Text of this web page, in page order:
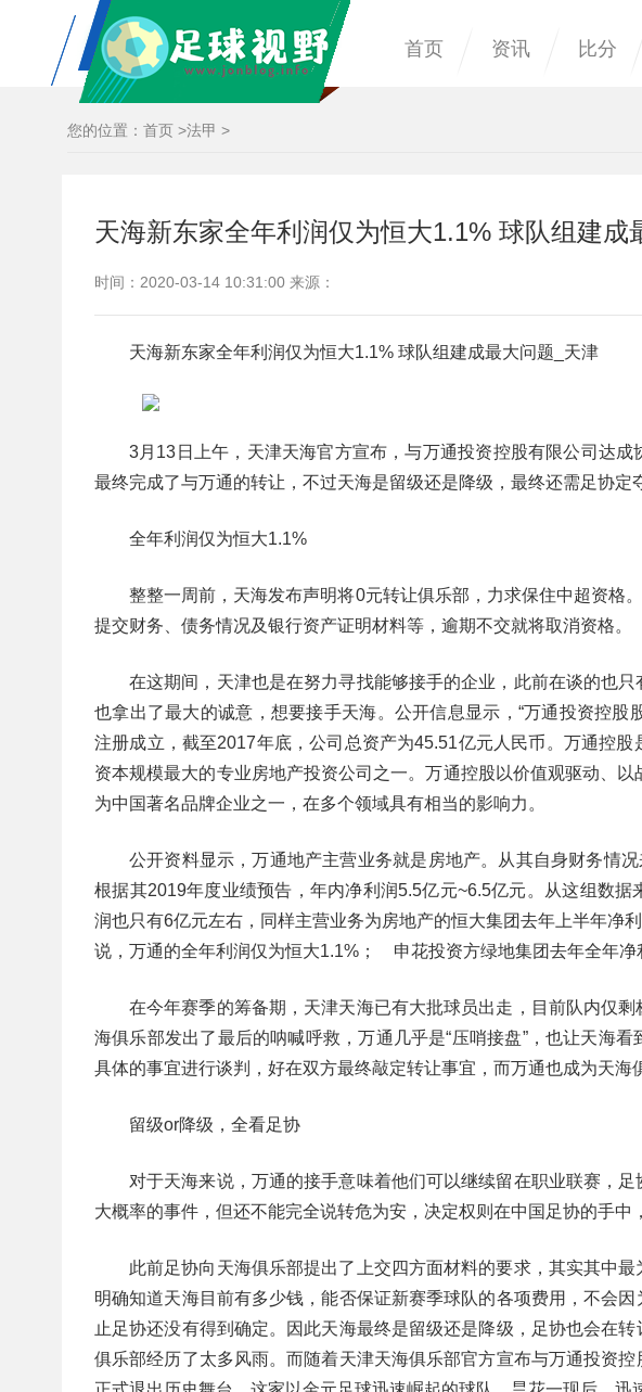
首页 资讯 比分
您的位置： 首页 >法甲 >
天海新东家全年利润仅为恒大1.1% 球队组建成
时间：2020-03-14 10:31:00 来源：
天海新东家全年利润仅为恒大1.1% 球队组建成最大问题_天津
3月13日上午，天津天海官方宣布，与万通投资控股有限公司达
最终完成了与万通的转让，不过天海是留级还是降级，最终还需足协
全年利润仅为恒大1.1%
整整一周前，天海发布声明将0元转让俱乐部，力求保住中超资格
提交财务、债务情况及银行资产证明材料等，逾期不交就将取消资格。
在这期间，天津也是在努力寻找能够接手的企业，此前在谈的也
也拿出了最大的诚意，想要接手天海。公开信息显示，“万通投资控
注册成立，截至2017年底，公司总资产为45.51亿元人民币。万通控
资本规模最大的专业房地产投资公司之一。万通控股以价值观驱动、
为中国著名品牌企业之一，在多个领域具有相当的影响力。
公开资料显示，万通地产主营业务就是房地产。从其自身财务情
根据其2019年度业绩预告，年内净利润5.5亿元~6.5亿元。从这组数
润也只有6亿元左右，同样主营业务为房地产的恒大集团去年上半年净
说，万通的全年利润仅为恒大1.1%； 申花投资方绿地集团去年全年净
在今年赛季的筹备期，天津天海已有大批球员出走，目前队内仅
海俱乐部发出了最后的呐喊呼救，万通几乎是“压哨接盘”，也让天海
具体的事宜进行谈判，好在双方最终敲定转让事宜，而万通也成为天海
留级or降级，全看足协
对于天海来说，万通的接手意味着他们可以继续留在职业联赛，
大概率的事件，但还不能完全说转危为安，决定权则在中国足协的手中
此前足协向天海俱乐部提出了上交四方面材料的要求，其实其中
明确知道天海目前有多少钱，能否保证新赛季球队的各项费用，不会
止足协还没有得到确定。因此天海最终是留级还是降级，足协也会在
俱乐部经历了太多风雨。而随着天津天海俱乐部官方宣布与万通投资